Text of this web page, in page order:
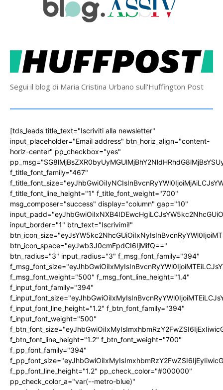
Segui il blog di Maria Cristina Urbano sull'Huffington Post
[tds_leads title_text="Iscriviti alla newsletter"
input_placeholder="Email address" btn_horiz_align="content-
horiz-center" pp_checkbox="yes"
f_title_font_family="467"
f_title_font_line_height="1" f_title_font_weight="700"
msg_composer="success" display="column" gap="10"
input_border="1" btn_text="Iscrivimi!"
btn_icon_space="eyJwb3J0cmFpdCI6IjMifQ=="
btn_radius="3" input_radius="3" f_msg_font_family="394"
f_msg_font_weight="500" f_msg_font_line_height="1.4"
f_input_font_family="394"
f_input_font_line_height="1.2" f_btn_font_family="394"
f_input_font_weight="500"
f_btn_font_line_height="1.2" f_btn_font_weight="700"
f_pp_font_family="394"
f_pp_font_line_height="1.2" pp_check_color="#000000"
pp_check_color_a="var(--metro-blue)"